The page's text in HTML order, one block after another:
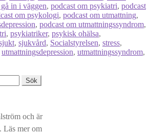
in i väggen, podcast om psykiatri, podcast
om psykologi, podcast om utmattning,
, podcast om utmattningssyndrom,
, psykiatriker, psykisk ohälsa,
, sjukvård, Socialstyrelsen, stress,
utmattningsdepression, utmattningssyndrom,
och är
Läs mer om